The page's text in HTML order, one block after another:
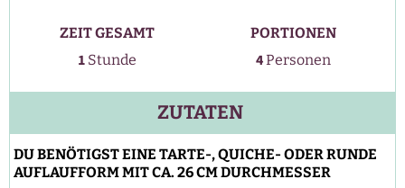
ZEIT GESAMT
1 Stunde
Stunde
PORTIONEN
4Personen
ZUTATEN
DU BENÖTIGST EINE TARTE-, QUICHE- ODER RUNDE
AUFLAUFFORM MIT CA. 26 CM DURCHMESSER